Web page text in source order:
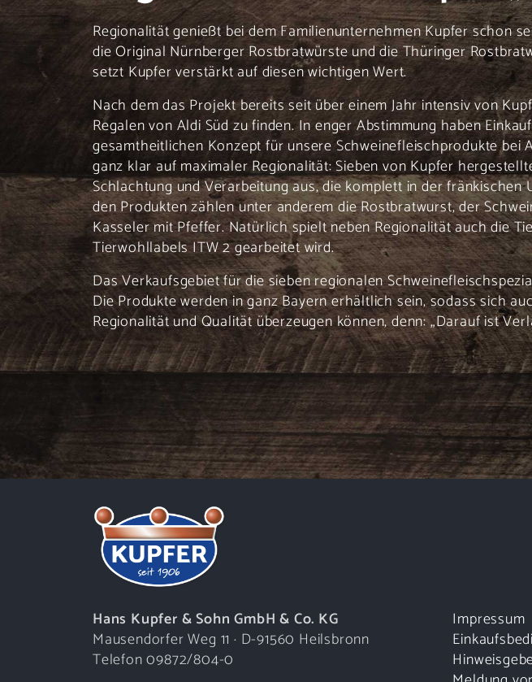
Regionalität genießt bei dem Familienunternehmen Kupfer schon
die Original Nürnberger Rostbratwürste und die Thüringer
setzt Kupfer verstärkt auf diesen wichtigen Wert.
Nach dem das Projekt bereits seit über einem Jahr intensiv von
Regalen von Aldi Süd zu finden. In enger Abstimmung haben
gesamtheitlichen Konzept für unsere Schweinefleischprodukte
ganz klar auf maximaler Regionalität: Sieben von Kupfer
Schlachtung und Verarbeitung aus, die komplett in der
den Produkten zählen unter anderem die Rostbratwurst, der
Kasseler mit Pfeffer. Natürlich spielt neben Regionalität auch die
Tierwohllabels ITW 2 gearbeitet wird.
Das Verkaufsgebiet für die sieben regionalen
Die Produkte werden in ganz Bayern erhältlich sein, sodass sich
Regionalität und Qualität überzeugen können, denn: „Darauf ist
Hans Kupfer & Sohn GmbH & Co. KG
Mausendorfer Weg 11 · D-91560 Heilsbronn
Telefon 09872/804-0
Impressum